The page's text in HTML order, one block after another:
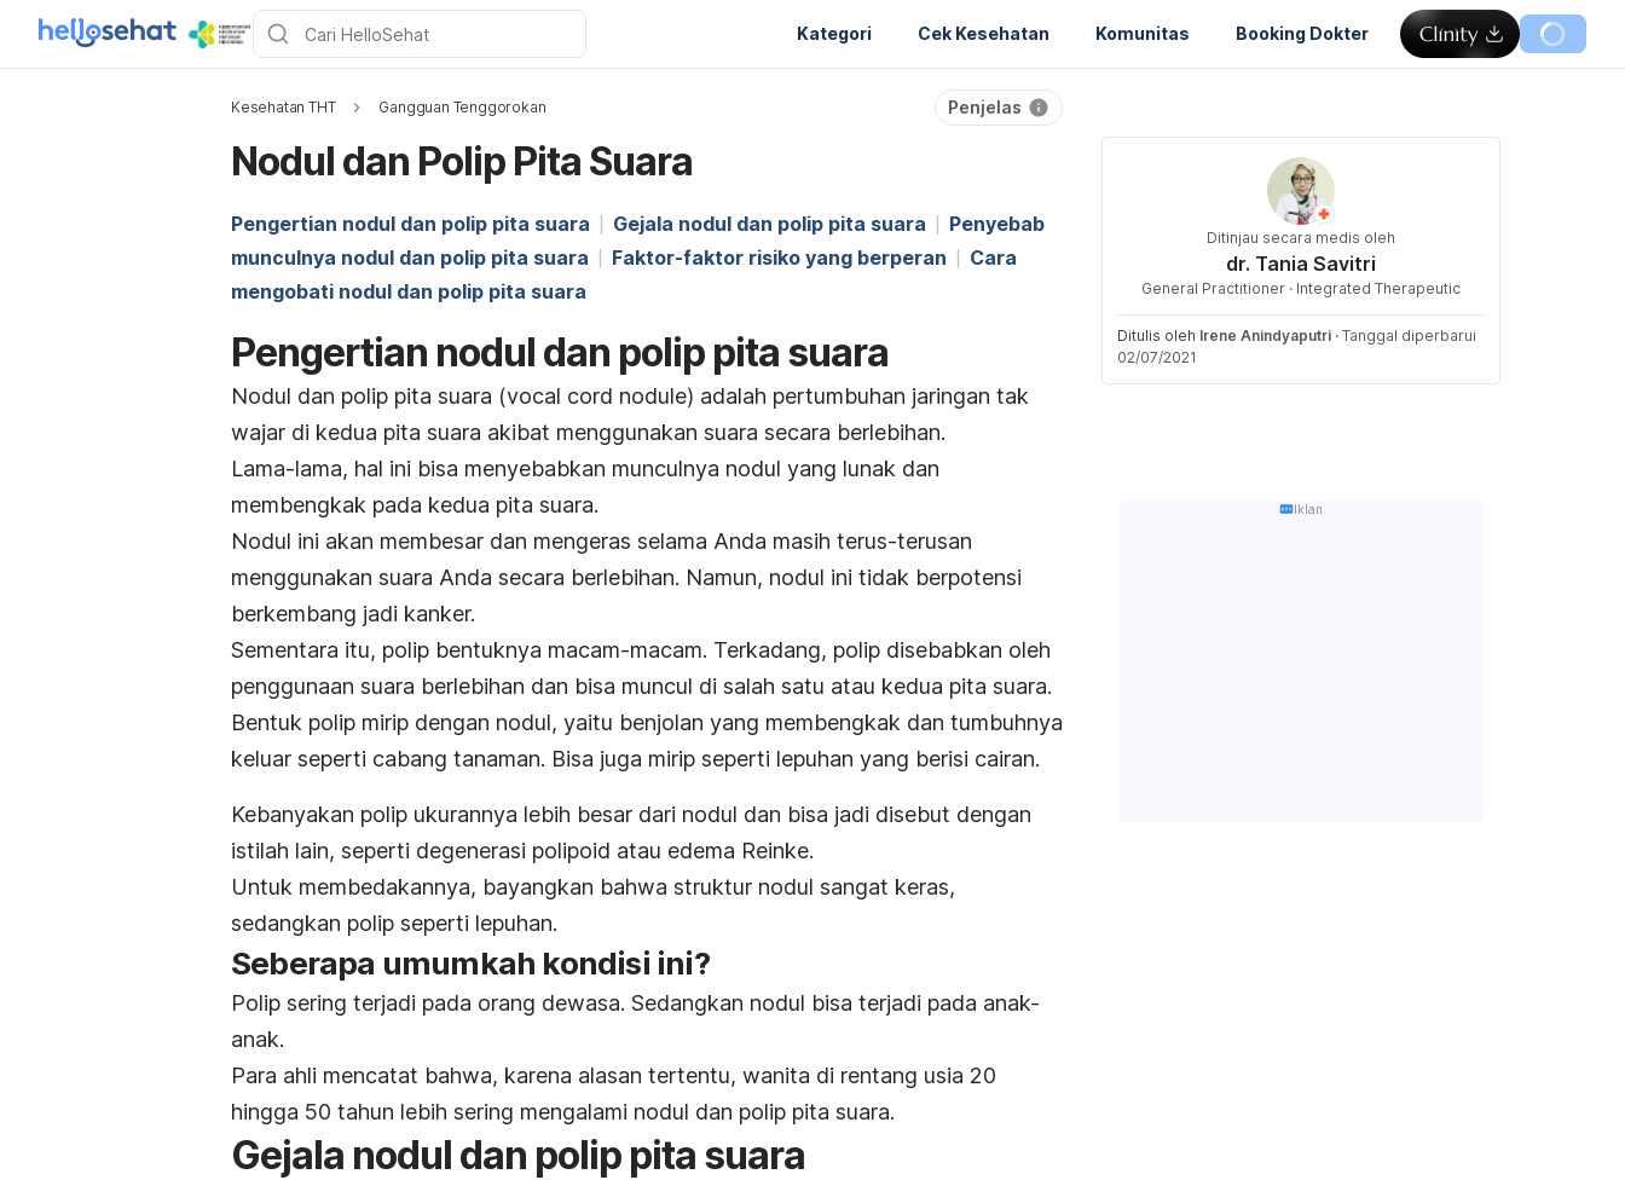
Kategori Cek Kesehatan Komunitas Booking Dokter
Kesehatan THT Gangguan Tenggorokan Penjelas
Nodul dan Polip Pita Suara
Pengertian nodul dan polip pita suara Gejala nodul dan polip pita suara
Penyebab
munculnya nodul dan polip pita suara
Faktor-faktor risiko yang berperan
Cara
mengobati nodul dan polip pita suara
Pengertian nodul dan polip pita suara
Nodul dan polip pita suara (vocal cord nodule) adalah pertumbuhan jaringan tak
wajar di kedua pita suara akibat menggunakan suara secara berlebihan.
Lama-lama, hal ini bisa menyebabkan munculnya nodul yang lunak dan
membengkak pada kedua pita suara.
Nodul ini akan membesar dan mengeras selama Anda masih terus-terusan
menggunakan suara Anda secara berlebihan. Namun, nodul ini tidak berpotensi
berkembang jadi kanker.
Sementara itu, polip bentuknya macam-macam. Terkadang, polip disebabkan oleh
penggunaan suara berlebihan dan bisa muncul di salah satu atau kedua pita suara.
Bentuk polip mirip dengan nodul, yaitu benjolan yang membengkak dan tumbuhnya
keluar seperti cabang tanaman. Bisa juga mirip seperti lepuhan yang berisi cairan.
Kebanyakan polip ukurannya lebih besar dari nodul dan bisa jadi disebut dengan
istilah lain, seperti degenerasi polipoid atau edema Reinke.
Untuk membedakannya, bayangkan bahwa struktur nodul sangat keras,
sedangkan polip seperti lepuhan.
Seberapa umumkah kondisi ini?
Polip sering terjadi pada orang dewasa. Sedangkan nodul bisa terjadi pada anak-
anak.
Para ahli mencatat bahwa, karena alasan tertentu, wanita di rentang usia 20
hingga 50 tahun lebih sering mengalami nodul dan polip pita suara.
Gejala nodul dan polip pita suara
Ditinjau secara medis oleh
dr. Tania Savitri
General Practitioner · Integrated Therapeutic
Ditulis oleh Irene Anindyaputri · Tanggal diperbarui
02/07/2021
Iklan